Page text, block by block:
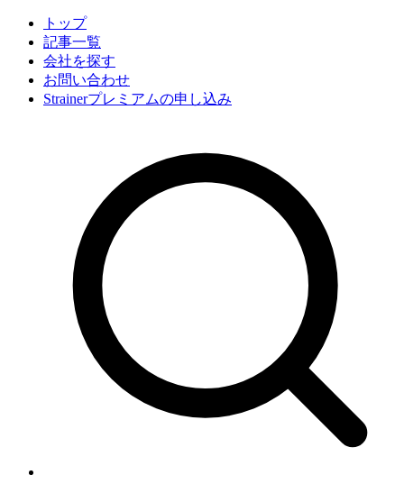
トップ
記事一覧
会社を探す
お問い合わせ
Strainerプレミアムの申し込み